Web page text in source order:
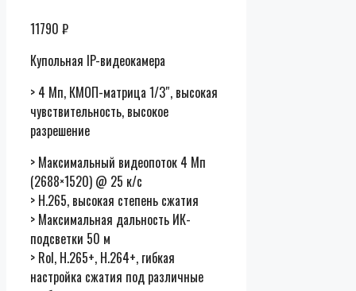
11790 ₽
Купольная IP-видеокамера
> 4 Мп, КМОП-матрица 1/3″, высокая
чувствительность, высокое
разрешение
> Максимальный видеопоток 4 Мп
(2688×1520) @ 25 к/с
> H.265, высокая степень сжатия
> Максимальная дальность ИК-
подсветки 50 м
> RoI, H.265+, H.264+, гибкая
настройка сжатия под различные